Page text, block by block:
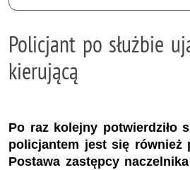
Policjant po służbie
kierującą
Po raz kolejny potwierdziło
policjantem jest się również
Postawa zastępcy naczelnika